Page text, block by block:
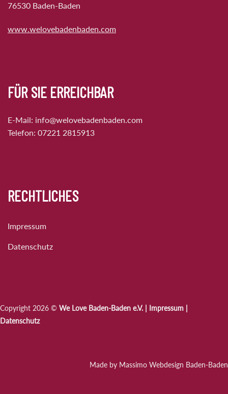
76530 Baden-Baden
www.welovebadenbaden.com
FÜR SIE ERREICHBAR
E-Mail: info@welovebadenbaden.com
Telefon: 07221 2815913
RECHTLICHES
Impressum
Datenschutz
Copyright 2026 © We Love Baden-Baden e.V. | Impressum
Datenschutz
Made by Massimo Webdesign Baden-Baden